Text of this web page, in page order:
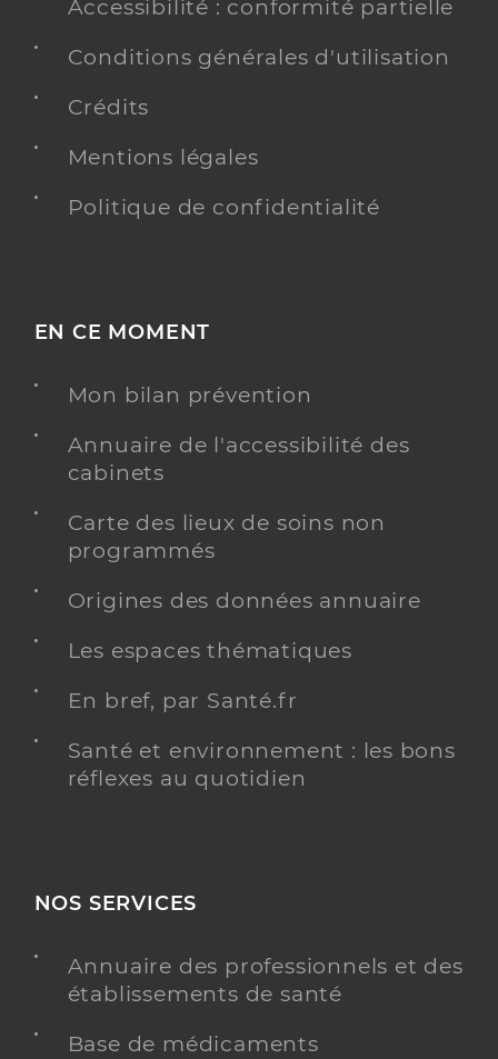
Accessibilité : conformité partielle
Conditions générales d'utilisation
Crédits
Mentions légales
Politique de confidentialité
EN CE MOMENT
Mon bilan prévention
Annuaire de l'accessibilité des
cabinets
Carte des lieux de soins non
programmés
Origines des données annuaire
Les espaces thématiques
En bref, par Santé.fr
Santé et environnement : les bons
réflexes au quotidien
NOS SERVICES
Annuaire des professionnels et des
établissements de santé
Base de médicaments